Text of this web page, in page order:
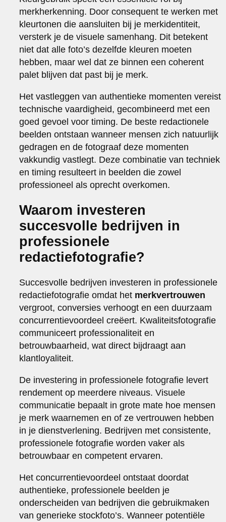
merkherkenning. Door consequent te werken met
kleurtonen die aansluiten bij je merkidentiteit,
versterk je de visuele samenhang. Dit betekent
niet dat alle foto’s dezelfde kleuren moeten
hebben, maar wel dat ze binnen een coherent
palet blijven dat past bij je merk.
Het vastleggen van authentieke momenten vereist
technische vaardigheid, gecombineerd met een
goed gevoel voor timing. De beste redactionele
beelden ontstaan wanneer mensen zich natuurlijk
gedragen en de fotograaf deze momenten
vakkundig vastlegt. Deze combinatie van techniek
en timing resulteert in beelden die zowel
professioneel als oprecht overkomen.
Waarom investeren
succesvolle bedrijven in
professionele
redactiefotografie?
Succesvolle bedrijven investeren in professionele
redactiefotografie omdat het merkvertrouwen
vergroot, conversies verhoogt en een duurzaam
concurrentievoordeel creëert. Kwaliteitsfotografie
communiceert professionaliteit en
betrouwbaarheid, wat direct bijdraagt aan
klantloyaliteit.
De investering in professionele fotografie levert
rendement op meerdere niveaus. Visuele
communicatie bepaalt in grote mate hoe mensen
je merk waarnemen en of ze vertrouwen hebben
in je dienstverlening. Bedrijven met consistente,
professionele fotografie worden vaker als
betrouwbaar en competent ervaren.
Het concurrentievoordeel ontstaat doordat
authentieke, professionele beelden je
onderscheiden van bedrijven die gebruikmaken
van generieke stockfoto’s. Wanneer potentiële